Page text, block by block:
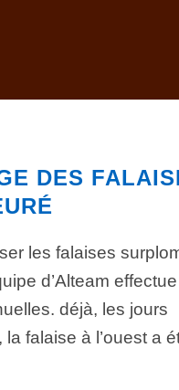
DES
les falaises
d’Alteam
déjà, les jours
falaise à l’ouest a